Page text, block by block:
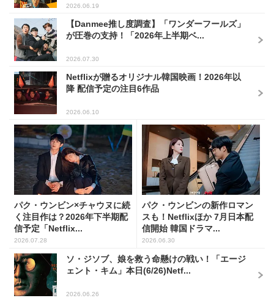
2026.06.19
【Danmee推し度調査】「ワンダーフールズ」
が圧巻の支持！「2026年上半期ベ...
2026.07.30
Netflixが贈るオリジナル韓国映画！2026年以
降 配信予定の注目6作品
2026.06.10
パク・ウンビン×チャウヌに続
く注目作は？2026年下半期配
信予定「Netflix...
2026.07.28
パク・ウンビンの新作ロマン
スも！Netflixほか 7月日本配
信開始 韓国ドラマ...
2026.06.30
ソ・ジソブ、娘を救う命懸けの戦い！「エージ
ェント・キム」本日(6/26)Netf...
2026.06.26